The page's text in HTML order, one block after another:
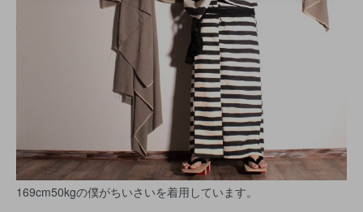
169cm50kgの僕がちいさいを着用しています。